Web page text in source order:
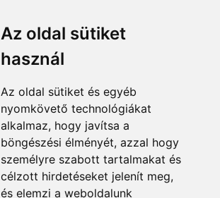
Az oldal sütiket
használ
Az oldal sütiket és egyéb
nyomkövető technológiákat
alkalmaz, hogy javítsa a
böngészési élményét, azzal hogy
személyre szabott tartalmakat és
célzott hirdetéseket jelenít meg,
és elemzi a weboldalunk
Karácsonyi manócska
Elfogadott fizetési módok